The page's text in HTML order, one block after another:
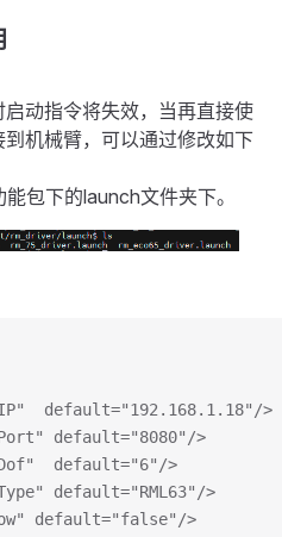
动指令将失效，当再直接使
机械臂，可以通过修改如下
包下的launch文件夹下。
default="192.168.1.18"/>
default="8080"/>
default="6"/>
default="RML63"/>
default="false"/>